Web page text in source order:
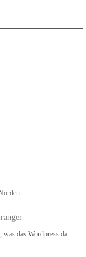
das Wordpress da